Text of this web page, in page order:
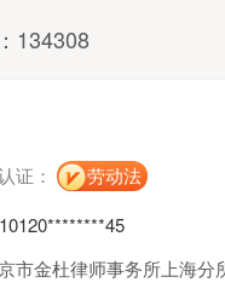
134308
证：
劳动法
市金杜律师事务所上海分